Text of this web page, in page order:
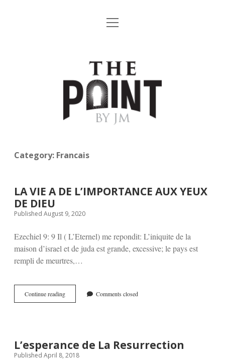
Home
Writings
Contact Us
Newsletter ✎
open
POINT
BY
JM
Category: Francais
LA VIE A DE L’IMPORTANCE AUX YEUX
DE DIEU
Published August 9, 2020
Ezechiel 9: 9 Il ( L’Eternel) me repondit: L’iniquite de la
maison d’israel et de juda est grande, excessive; le pays est
rempli de meurtres,…
Continue readingLA
VIE
YEUX
DE
Comments closed
L’esperance de La Resurrection
Published April 8, 2018